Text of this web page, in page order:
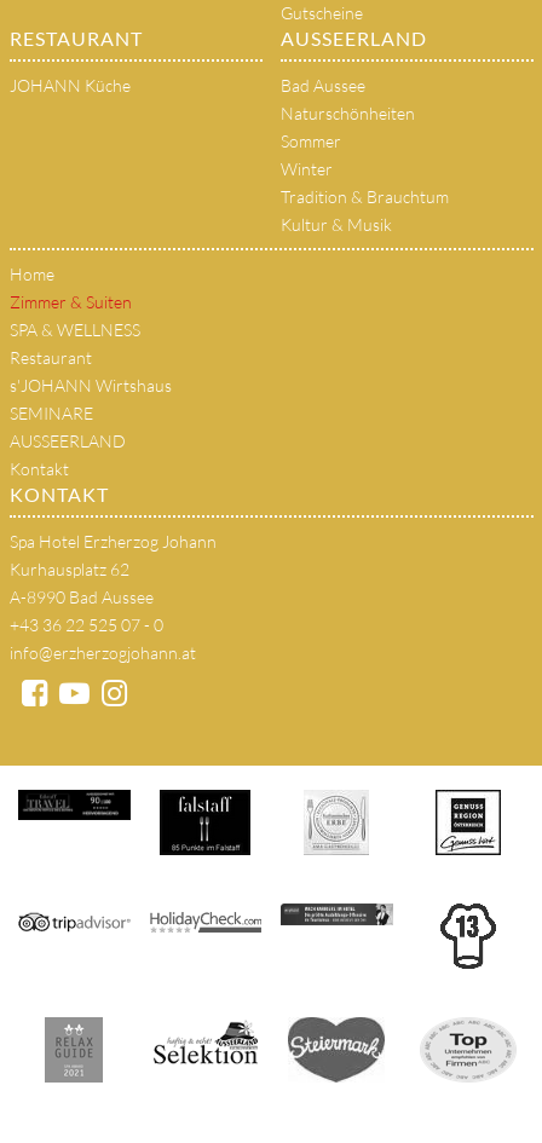
Gutscheine
RESTAURANT
JOHANN Küche
AUSSEERLAND
Bad Aussee
Naturschönheiten
Sommer
Winter
Tradition & Brauchtum
Kultur & Musik
Home
Zimmer & Suiten
SPA & WELLNESS
Restaurant
s'JOHANN Wirtshaus
SEMINARE
AUSSEERLAND
Kontakt
KONTAKT
Spa Hotel Erzherzog Johann
Kurhausplatz 62
A-8990 Bad Aussee
+43 36 22 525 07 - 0
info@erzherzogjohann.at